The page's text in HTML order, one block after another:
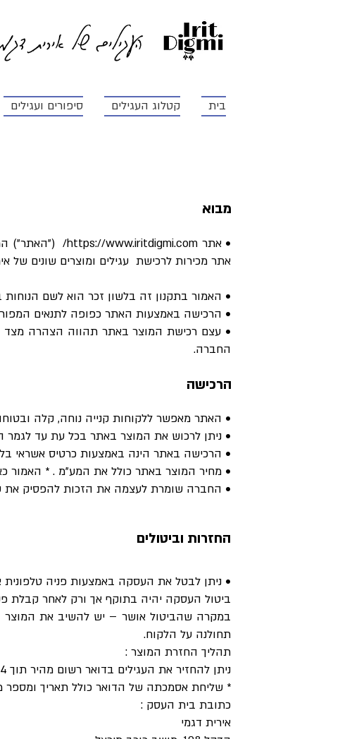
העגילים של אירית
בית קטלוג העגילים סיפורים ועגילים
מבוא
• אתר https://www.iritdigmi.com/
אתר מכירות לרכישת עגילים ומוצרים שונים של
• האמור בתקנון זה בלשון זכר הוא לשם הנוחות
• הרכישה באמצעות האתר כפופה לתנאים
• עצם רכישת המוצר באתר תהווה הצהרה מצד
החברה.
הרכישה
• האתר מאפשר ללקוחות קנייה נוחה, קלה
• ניתן לרכוש את המוצר באתר בכל עת עד לגמר
• הרכישה באתר הינה באמצעות כרטיס אשראי
• מחיר המוצר באתר כולל את המע"מ . * האמור
• החברה שומרת לעצמה את הזכות להפסיק את
החזרות וביטולים
• ניתן לבטל את העסקה באמצעות פניה
ביטול העסקה יהיה בתוקף אך ורק לאחר
תחולנה על הלקוח.
תהליך החזרת המוצר :
ניתן להחזיר את העגילים בדואר רשום מהיר תוך 24 שעות מקבלת המשלוח.
* שליחת אסמכתה של הדואר כולל תאריך ומספר
כתובת בית העסק :
אירית דגמי